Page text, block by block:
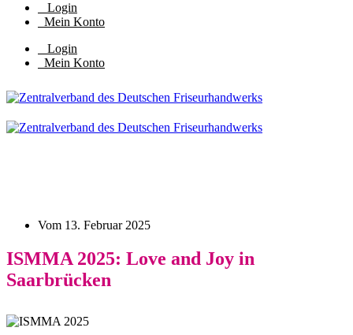
Login
Mein Konto
Login
Mein Konto
Vom 13. Februar 2025
ISMMA 2025: Love and Joy in
Saarbrücken